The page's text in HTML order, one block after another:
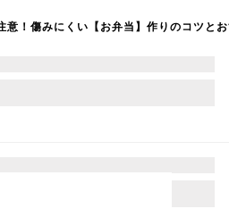
意！傷みにくい【お弁当】作りのコツと